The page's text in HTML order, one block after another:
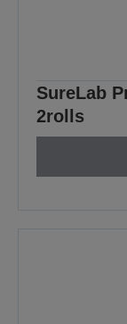
SureLab
2rolls